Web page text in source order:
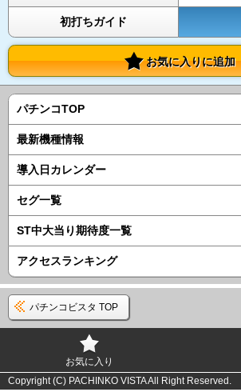
初打ちガイド
お気に入りに追加
パチンコTOP
最新機種情報
導入日カレンダー
セグ一覧
ST中大当り期待度一覧
アクセスランキング
パチンコビスタ TOP
お気に入り
Copyright (C) PACHINKO VISTA All Right Reserved.